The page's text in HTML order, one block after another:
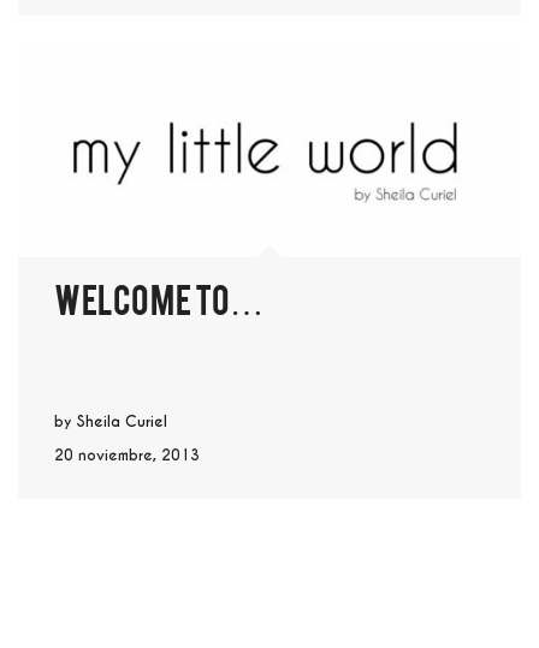
welcome to…
20 noviembre, 2013
by Sheila Curiel